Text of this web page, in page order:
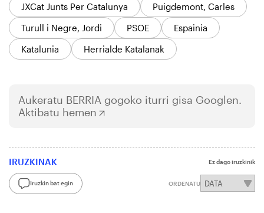
JXCat Junts Per Catalunya
Puigdemont, Carles
Turull i Negre, Jordi
PSOE
Espainia
Katalunia
Herrialde Katalanak
Aukeratu BERRIA gogoko iturri gisa Googlen.
Aktibatu hemen
IRUZKINAK Ez dago iruzkinik
Iruzkin bat egin ORDENATU